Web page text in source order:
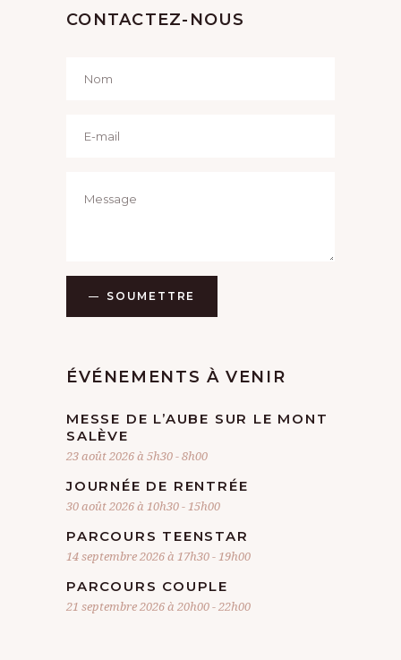
CONTACTEZ-NOUS
SOUMETTRE
ÉVÉNEMENTS À VENIR
MESSE DE L’AUBE SUR LE MONT
SALÈVE
23 août 2026 à 5h30-8h00
JOURNÉE DE RENTRÉE
30 août 2026 à 10h30- 15h00
PARCOURS TEENSTAR
14 septembre 2026 à 17h30- 19h00
PARCOURS COUPLE
21 septembre 2026 à 20h00-22h00